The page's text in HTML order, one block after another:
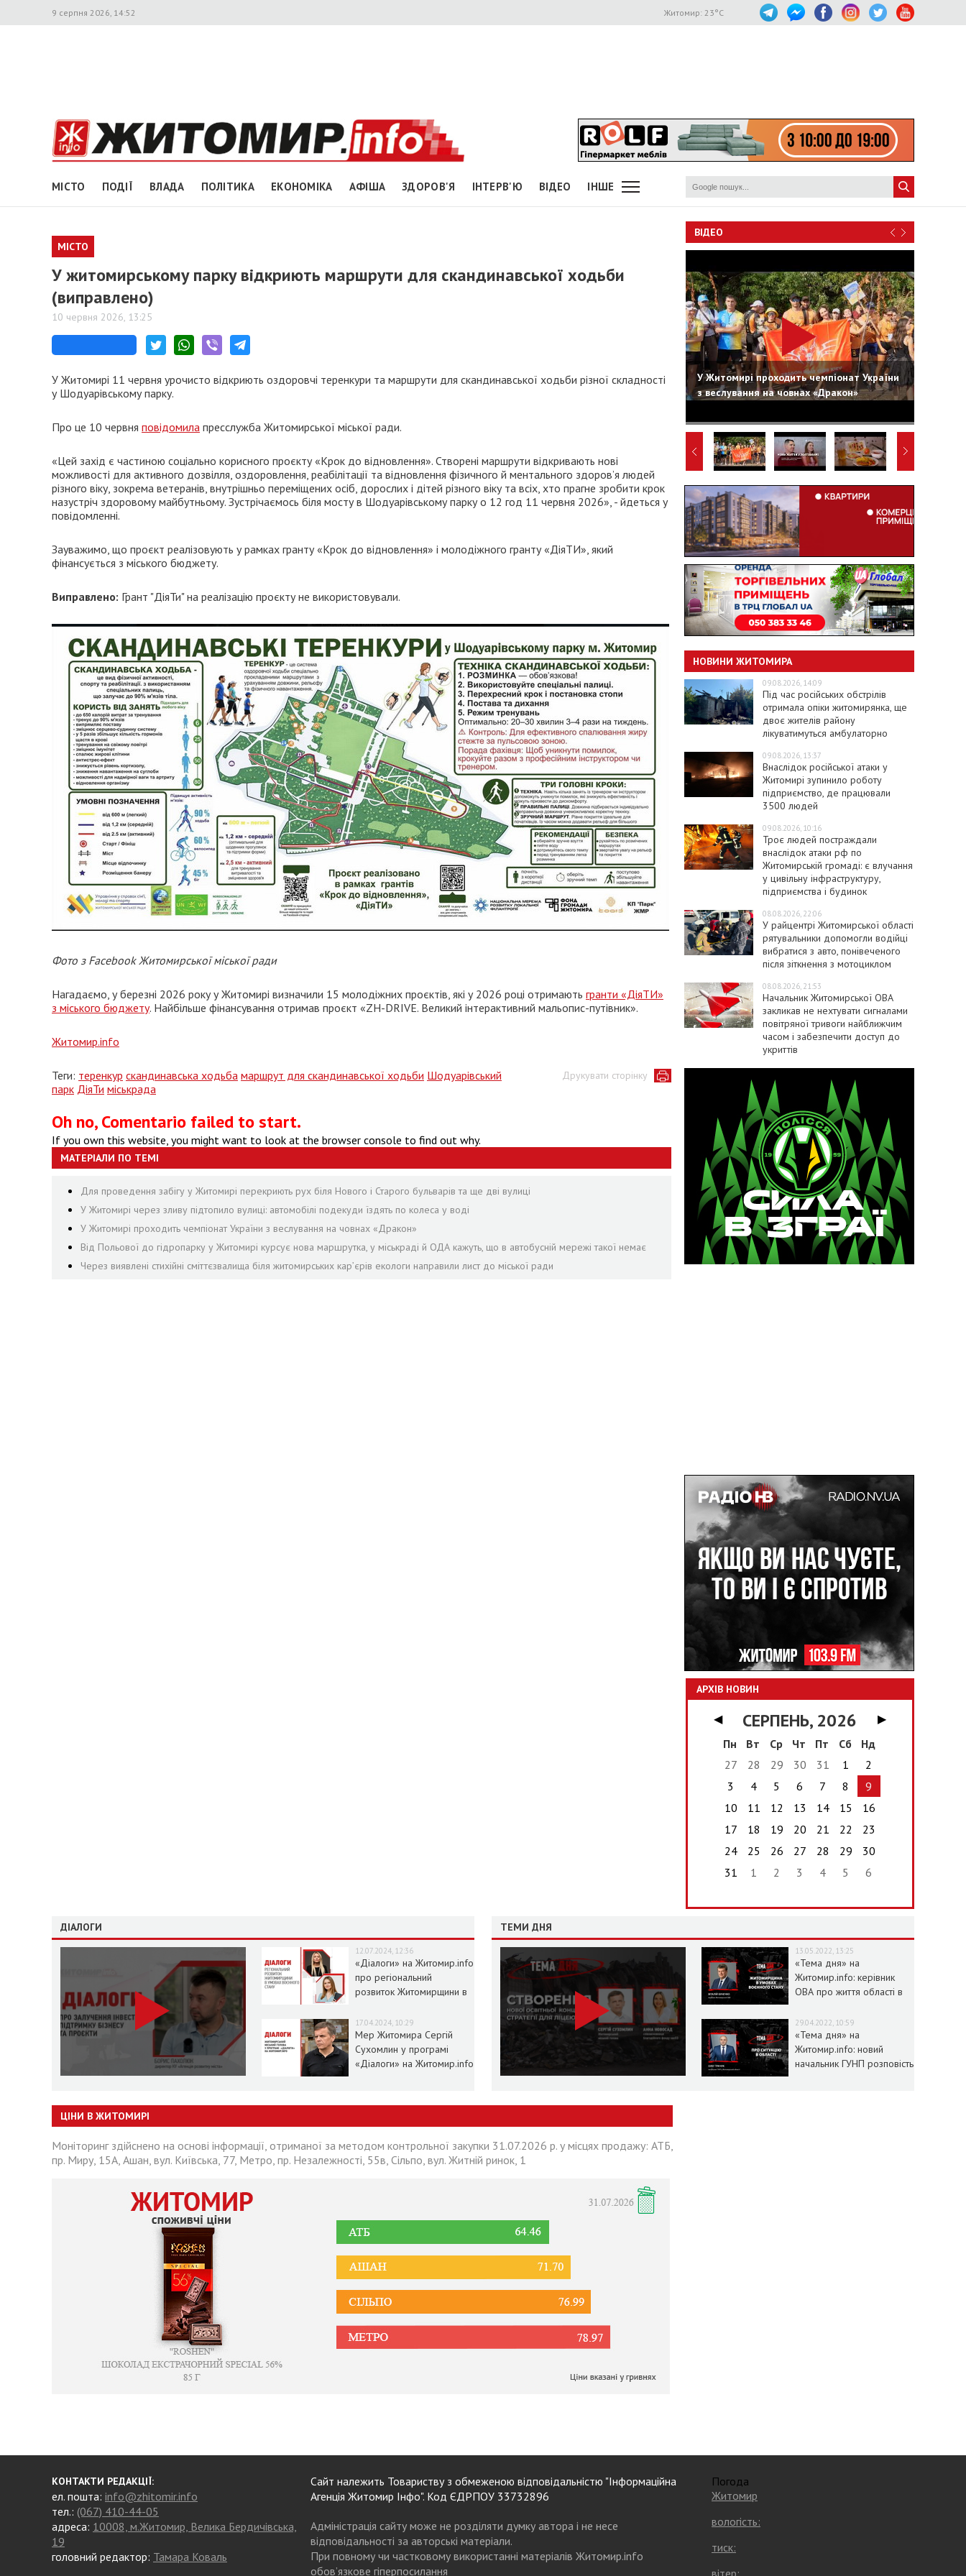
9 серпня 2026, 14:52 Житомир: 23°C
МІСТО ПОДІЇ ВЛАДА ПОЛІТИКА ЕКОНОМІКА АФІША ЗДОРОВ'Я ІНТЕРВ'Ю ВІДЕО ІНШЕ
МІСТО
У житомирському парку відкриють маршрути для скандинавської ходьби
(виправлено)
10 червня 2026, 13:25
У Житомирі 11 червня урочисто відкриють оздоровчі теренкури та маршрути для скандинавської ходьби різної складності
у Шодуарівському парку.
Про це 10 червня повідомила пресслужба Житомирської міської ради.
«Цей захід є частиною соціально корисного проєкту «Крок до відновлення». Створені маршрути відкривають нові
можливості для активного дозвілля, оздоровлення, реабілітації та відновлення фізичного й ментального здоров’я людей
різного віку, зокрема ветеранів, внутрішньо переміщених осіб, дорослих і дітей різного віку та всіх, хто прагне зробити крок
назустріч здоровому майбутньому. Зустрічаємось біля мосту в Шодуарівському парку о 12 год 11 червня 2026», - йдеться у
повідомленні.
Зауважимо, що проєкт реалізовують у рамках гранту «Крок до відновлення» і молодіжного гранту «ДіяТИ», який
фінансується з міського бюджету.
Виправлено: Грант "ДіяТи" на реалізацію проєкту не використовували.
Фото з Facebook Житомирської міської ради
Нагадаємо, у березні 2026 року у Житомирі визначили 15 молодіжних проєктів, які у 2026 році отримають гранти «ДіяТИ»
з міського бюджету. Найбільше фінансування отримав проєкт «ZH-DRIVE. Великий інтерактивний мальопис-путівник».
Житомир.info
Друкувати сторінку
Теги: теренкур скандинавська ходьба маршрут для скандинавської ходьби Шодуарівський
парк ДіяТи міськрада
Oh no, Comentario failed to start.
If you own this website, you might want to look at the browser console to find out why.
МАТЕРІАЛИ ПО ТЕМІ
Для проведення забігу у Житомирі перекриють рух біля Нового і Старого бульварів та ще дві вулиці
У Житомирі через зливу підтопило вулиці: автомобілі подекуди їздять по колеса у воді
У Житомирі проходить чемпіонат України з веслування на човнах «Дракон»
Від Польової до гідропарку у Житомирі курсує нова маршрутка, у міськраді й ОДА кажуть, що в автобусній мережі такої немає
Через виявлені стихійні сміттєзвалища біля житомирських кар’єрів екологи направили лист до міської ради
ВІДЕО
У Житомирі проходить чемпіонат України
з веслування на човнах «Дракон»
НОВИНИ ЖИТОМИРА
09.08.2026, 14:09
Під час російських обстрілів
отримала опіки житомирянка, ще
двоє жителів району
лікуватимуться амбулаторно
09.08.2026, 13:37
Внаслідок російської атаки у
Житомирі зупинило роботу
підприємство, де працювали
3500 людей
09.08.2026, 10:16
Троє людей постраждали
внаслідок атаки рф по
Житомирській громаді: є влучання
у цивільну інфраструктуру,
підприємства і будинок
08.08.2026, 22:06
У райцентрі Житомирської області
рятувальники допомогли водійці
вибратися з авто, понівеченого
після зіткнення з мотоциклом
08.08.2026, 21:53
Начальник Житомирської ОВА
закликав не нехтувати сигналами
повітряної тривоги найближчим
часом і забезпечити доступ до
укриттів
АРХІВ НОВИН
◀ СЕРПЕНЬ, 2026
▶
Пн
Вт Ср Чт Пт Сб
Нд
27
28 29 30 31 1
2
3
4 5 6 7 8
9
10
11 12 13 14 15
16
17
18 19 20 21 22
23
24
25 26 27 28 29
30
31
1 2 3 4 5 6
ДІАЛОГИ
12.07.2024, 12:36
«Діалоги» на Житомир.info
про регіональний
розвиток Житомирщини в
17.04.2024, 10:29
Мер Житомира Сергій
Сухомлин у програмі
«Діалоги» на Житомир.info
ТЕМИ ДНЯ
13.05.2022, 13:25
«Тема дня» на
Житомир.info: керівник
ОВА про життя області в
29.04.2022, 10:59
«Тема дня» на
Житомир.info: новий
начальник ГУНП розповість
ЦІНИ В ЖИТОМИРІ
Моніторинг здійснено на основі інформації, отриманої за методом контрольної закупки 31.07.2026 р. у місцях продажу: АТБ,
пр. Миру, 15А, Ашан, вул. Київська, 77, Метро, пр. Незалежності, 55в, Сільпо, вул. Житній ринок, 1
КОНТАКТИ РЕДАКЦІЇ:
ел. пошта: info@zhitomir.info
тел.: (067) 410-44-05
адреса: 10008, м.Житомир, Велика Бердичівська,
19
головний редактор: Тамара Коваль
Сайт належить Товариству з обмеженою відповідальністю "Інформаційна
Агенція Житомир Інфо". Код ЄДРПОУ 33732896
Адміністрація сайту може не розділяти думку автора і не несе
відповідальності за авторські матеріали.
При повному чи частковому використанні матеріалів Житомир.info
обов’язкове гіперпосилання
Погода
Житомир
вологість:
тиск:
вітер: